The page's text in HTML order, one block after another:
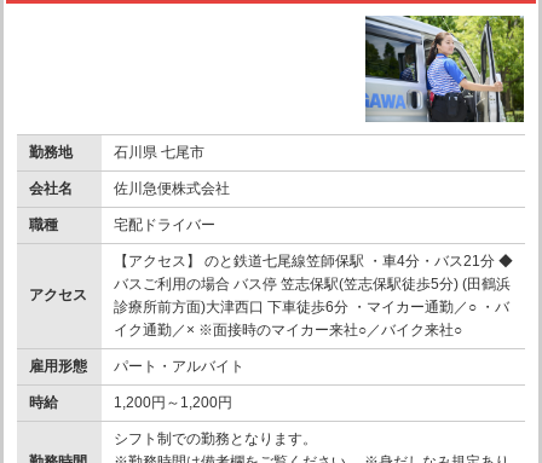
勤務地 石川県 七尾市
会社名 佐川急便株式会社
職種 宅配ドライバー
アクセス
【アクセス】 のと鉄道七尾線笠師保駅 ・車4分・バス21分 ◆
バスご利用の場合 バス停 笠志保駅(笠志保駅徒歩5分) (田鶴浜
診療所前方面)大津西口 下車徒歩6分 ・マイカー通勤／○ ・バ
イク通勤／× ※面接時のマイカー来社○／バイク来社○
雇用形態 パート・アルバイト
時給 1,200円～1,200円
シフト制での勤務となります。